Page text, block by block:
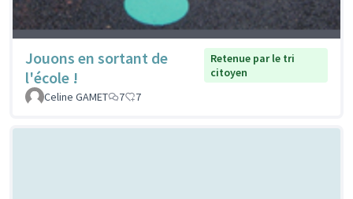
Jouons en sortant de
l'école !
Retenue par le tri
citoyen
Celine GAMET
7 7